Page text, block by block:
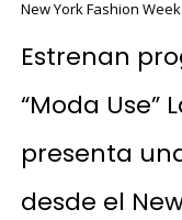
New York Fashion Week.
Estrenan
“Moda Use”
presenta
desde el